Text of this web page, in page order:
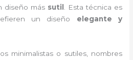
diseño más sutil
. Esta técnica es
un diseño elegante y
minimalistas o sutiles, nombres